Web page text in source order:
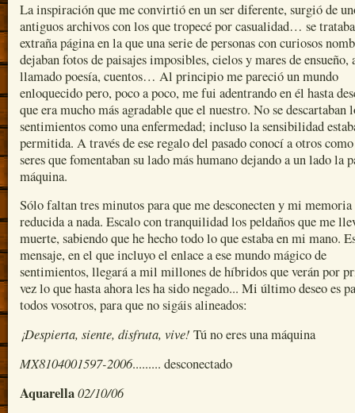
La inspiración que me convirtió en un ser diferente, surgió de
antiguos archivos con los que tropecé por casualidad… se
extraña página en la que una serie de personas con curiosos
dejaban fotos de paisajes imposibles, cielos y mares de ensueño,
llamado poesía, cuentos… Al principio me pareció un mundo
enloquecido pero, poco a poco, me fui adentrando en él hasta
que era mucho más agradable que el nuestro. No se descartaban
sentimientos como una enfermedad; incluso la sensibilidad
permitida. A través de ese regalo del pasado conocí a otros
seres que fomentaban su lado más humano dejando a un lado la
máquina.
Sólo faltan tres minutos para que me desconecten y mi memoria
reducida a nada. Escalo con tranquilidad los peldaños que me
muerte, sabiendo que he hecho todo lo que estaba en mi mano.
mensaje, en el que incluyo el enlace a ese mundo mágico de
sentimientos, llegará a mil millones de híbridos que verán por
vez lo que hasta ahora les ha sido negado... Mi último deseo es
todos vosotros, para que no sigáis alineados:
¡Despierta, siente, disfruta, vive! Tú no eres una máquina
MX8104001597-2006......... desconectado
Aquarella02/10/06